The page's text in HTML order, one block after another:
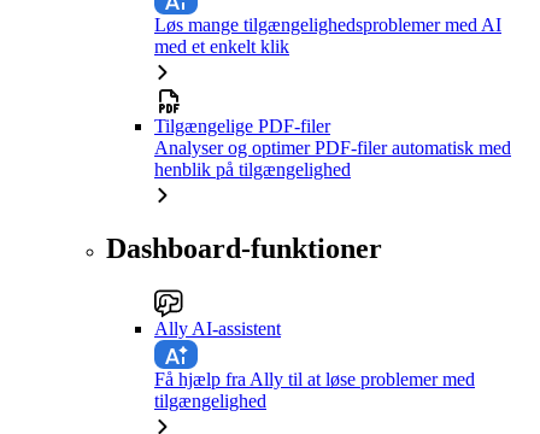
Løs mange tilgængelighedsproblemer med AI
med et enkelt klik
Tilgængelige PDF-filer
Analyser og optimer PDF-filer automatisk med
henblik på tilgængelighed
Dashboard-funktioner
Ally AI-assistent
Få hjælp fra Ally til at løse problemer med
tilgængelighed